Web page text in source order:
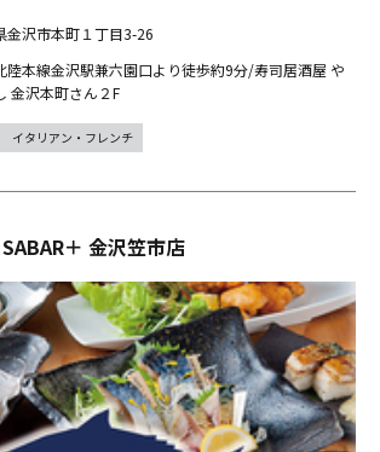
金沢市本町１丁目3-26
陸本線金沢駅兼六園口より徒歩約9分/寿司居酒屋 や
金沢本町さん２F
イタリアン・フレンチ
＋ 金沢笠市店